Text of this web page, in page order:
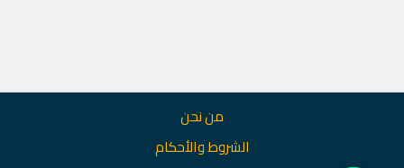
من نحن
الشروط والأحكام